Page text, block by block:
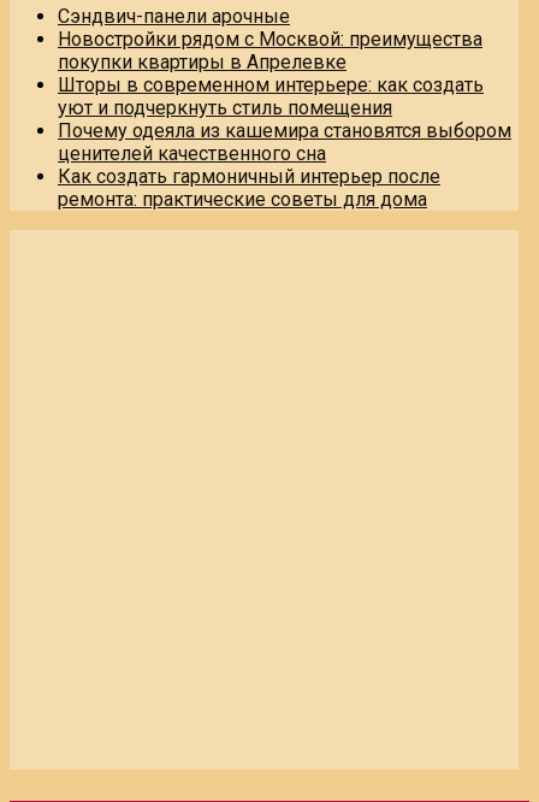
Сэндвич-панели арочные
Новостройки рядом с Москвой: преимущества
покупки квартиры в Апрелевке
Шторы в современном интерьере: как создать
уют и подчеркнуть стиль помещения
Почему одеяла из кашемира становятся выбором
ценителей качественного сна
Как создать гармоничный интерьер после
ремонта: практические советы для дома